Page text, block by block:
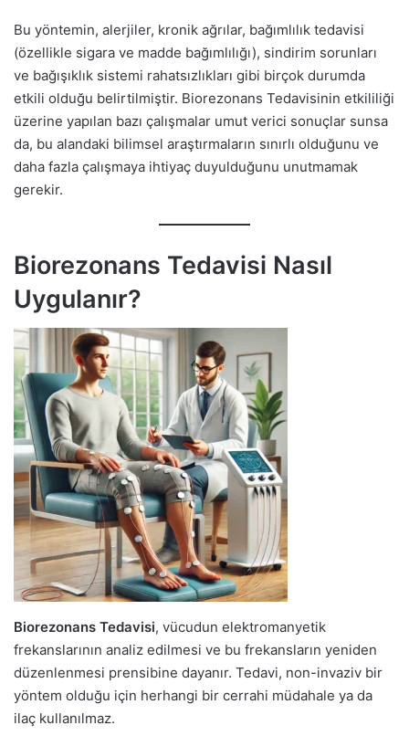
Bu yöntemin, alerjiler, kronik ağrılar, bağımlılık tedavisi
(özellikle sigara ve madde bağımlılığı), sindirim sorunları
ve bağışıklık sistemi rahatsızlıkları gibi birçok durumda
etkili olduğu belirtilmiştir. Biorezonans Tedavisinin etkililiği
üzerine yapılan bazı çalışmalar umut verici sonuçlar sunsa
da, bu alandaki bilimsel araştırmaların sınırlı olduğunu ve
daha fazla çalışmaya ihtiyaç duyulduğunu unutmamak
gerekir.
Biorezonans Tedavisi Nasıl
Uygulanır?
Biorezonans Tedavisi, vücudun elektromanyetik
frekanslarının analiz edilmesi ve bu frekansların yeniden
düzenlenmesi prensibine dayanır. Tedavi, non-invaziv bir
yöntem olduğu için herhangi bir cerrahi müdahale ya da
ilaç kullanılmaz.